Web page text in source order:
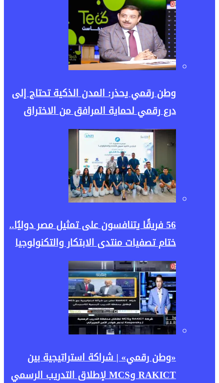
وطن رقمي يحذر: المدن الذكية تحتاج إلى
درع رقمي لحماية المرافق من الاختراق
56 فريقًا يتنافسون على تمثيل مصر دوليًا..
ختام تصفيات منتدى الابتكار والتكنولوجيا
«وطن رقمي» | شراكة استراتيجية بين
RAKICT وMCS لإطلاق التدريب الرسمي